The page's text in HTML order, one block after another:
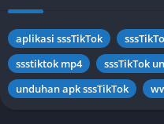
aplikasi sssTikTok
ssstiktok mp4
sssTikTok
unduhan apk sssTikTok